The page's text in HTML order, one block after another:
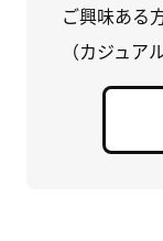
ご興味ある
（カジュア